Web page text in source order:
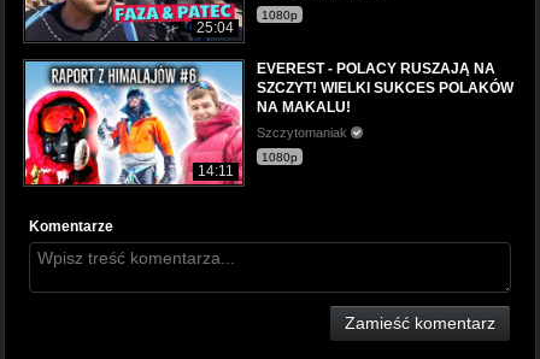
25:04
1080p
14:11
EVEREST - POLACY RUSZAJĄ NA
SZCZYT! WIELKI SUKCES POLAKÓW
NA MAKALU!
Szczytomaniak
1080p
Komentarze
Zamieść komentarz